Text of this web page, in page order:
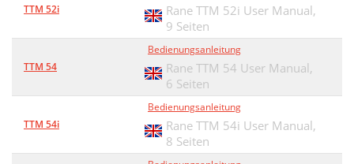
TTM 52i
Rane TTM 52i User Manual,
9 Seiten
TTM 54
Bedienungsanleitung
Rane TTM 54 User Manual,
6 Seiten
TTM 54i
Bedienungsanleitung
Rane TTM 54i User Manual,
8 Seiten